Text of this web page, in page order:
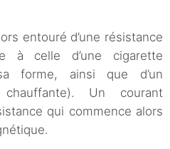
entouré d’une résistance
à celle d’une cigarette
forme, ainsi que d’un
Un courant
qui commence alors